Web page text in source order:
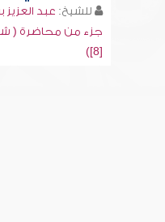
للشيخ: عبد العزيز
جزء من محاضرة (
[8])